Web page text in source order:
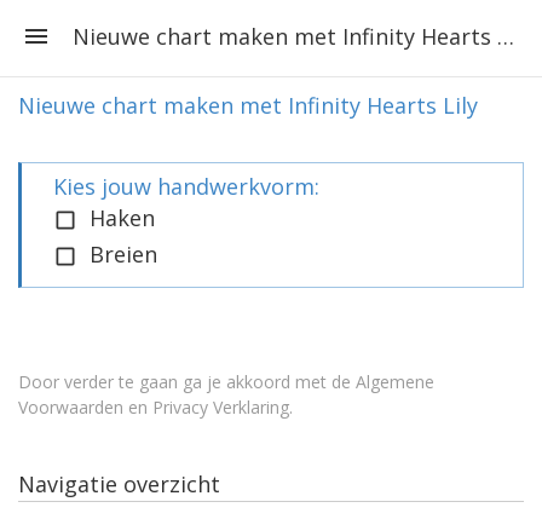
Nieuwe chart maken met Infinity Hearts Lily
Nieuwe chart maken met Infinity Hearts Lily
Kies jouw handwerkvorm:
Haken
Breien
Door verder te gaan ga je akkoord met de Algemene
Voorwaarden en Privacy Verklaring.
Navigatie overzicht